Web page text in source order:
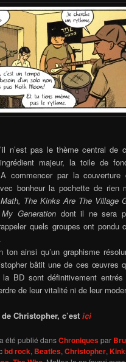
n’est pas le thème central de
majeur, la toile de
commencer par la couverture
bonheur la pochette de rien
The Kinks Are The Village
My Generationdont il ne sera
quels groupes ont pondu
ton ainsi qu’un graphisme
bâtit une de ces œuvres
BD sont définitivement entrés
de leur vitalité ni de leur
de Christopher, c’estici
été publié dansChroniquespar
bd rock, Beatles,Christopher,